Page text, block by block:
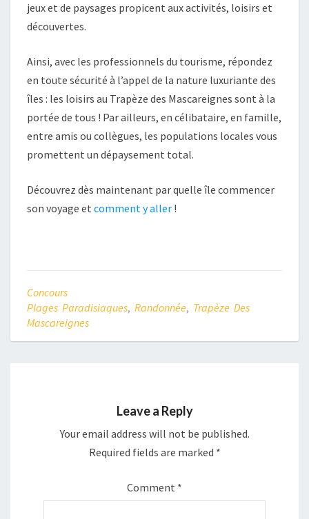
jeux et de paysages propicent aux activités, loisirs et
découvertes.
Ainsi, avec les professionnels du tourisme, répondez
en toute sécurité à l’appel de la nature luxuriante des
îles : les loisirs au Trapèze des Mascareignes sont à la
portée de tous ! Par ailleurs, en célibataire, en famille,
entre amis ou collègues, les populations locales vous
promettent un dépaysement total.
Découvrez dès maintenant par quelle île commencer
son voyage et comment y aller !
Concours
Plages Paradisiaques, Randonnée, Trapèze Des
Mascareignes
Leave a Reply
Your email address will not be published.
Required fields are marked *
Comment *